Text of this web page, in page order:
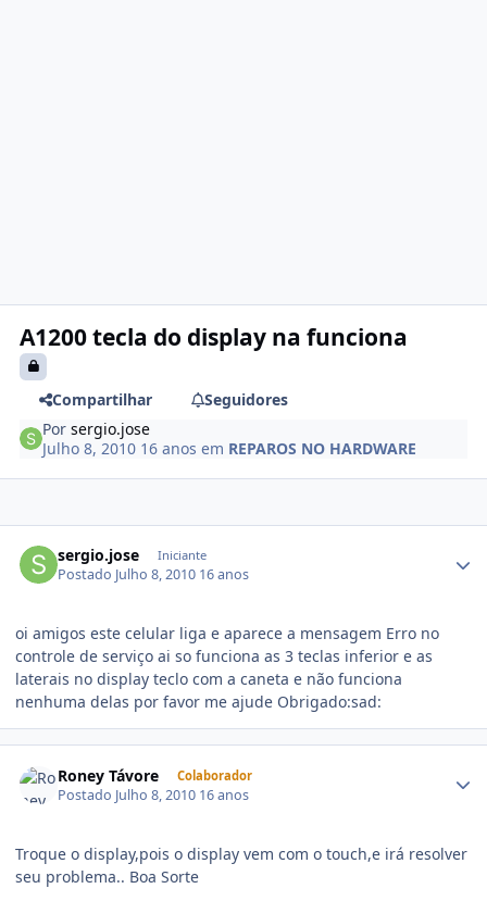
A1200 tecla do display na funciona
Compartilhar
Seguidores
Porsergio.jose
Julho 8, 2010 16 anos em REPAROS NO HARDWARE
sergio.jose Iniciante
Postado Julho 8, 2010 16 anos
oi amigos este celular liga e aparece a mensagem Erro no
controle de serviço ai so funciona as 3 teclas inferior e as
laterais no display teclo com a caneta e não funciona
nenhuma delas por favor me ajude Obrigado:sad:
Roney Távore Colaborador
Postado Julho 8, 2010 16 anos
Troque o display,pois o display vem com o touch,e irá resolver
seu problema.. Boa Sorte